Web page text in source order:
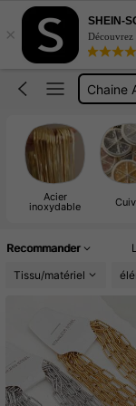
×
SHEIN-
Découvrez
Chaîne
Chaine
Chain
Gold
Chaîne
Acier
inoxydable
Recommander
Tissu/matériel